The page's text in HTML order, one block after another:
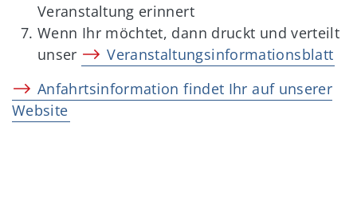
Veranstaltung erinnert
Wenn Ihr möchtet, dann druckt und verteilt
unser
Veranstaltungsinformationsblatt
Anfahrtsinformation findet Ihr auf unserer
Website